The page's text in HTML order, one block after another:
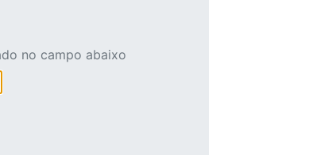
no campo abaixo